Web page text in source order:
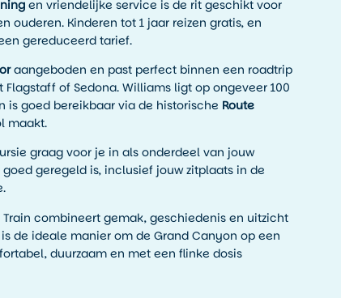
en vriendelijke service is de rit geschikt voor
ouderen. Kinderen tot 1 jaar reizen gratis, en
gereduceerd tarief.
aangeboden en past perfect binnen een roadtrip
of Sedona. Williams ligt op ongeveer 100
is goed bereikbaar via de historische Route
maakt.
graag voor je in als onderdeel van jouw
geregeld is, inclusief jouw zitplaats in de
combineert gemak, geschiedenis en uitzicht
de ideale manier om de Grand Canyon op een
duurzaam en met een flinke dosis